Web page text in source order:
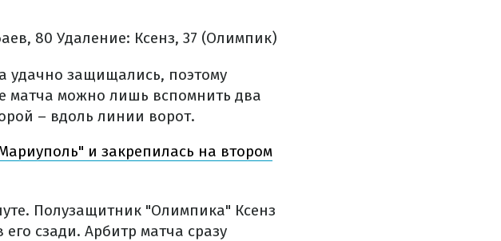
80 Удаление: Ксенз, 37 (Олимпик)
удачно защищались, поэтому
матча можно лишь вспомнить два
– вдоль линии ворот.
и закрепилась на втором
Полузащитник "Олимпика" Ксенз
сзади. Арбитр матча сразу